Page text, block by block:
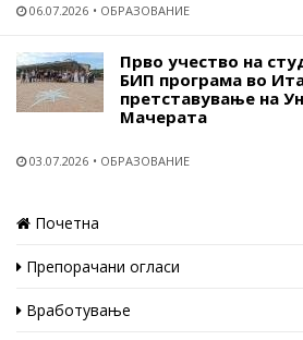
06.07.2026 ОБРАЗОВАНИЕ
Прво учество на
БИП програма во
претставување на
Мачерата
03.07.2026 ОБРАЗОВАНИЕ
Почетна
Препорачани огласи
Вработување